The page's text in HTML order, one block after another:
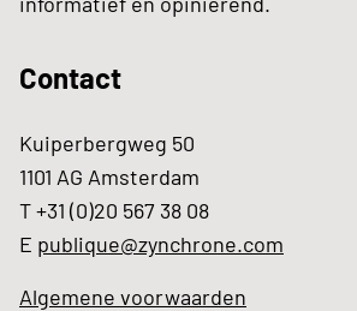
Contact
Kuiperbergweg 50
1101 AG Amsterdam
T +31 (0)20 567 38 08
E publique@zynchrone.com
Algemene voorwaarden